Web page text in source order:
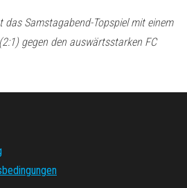
das Samstagabend-Topspiel mit einem
gegen den auswärtsstarken FC